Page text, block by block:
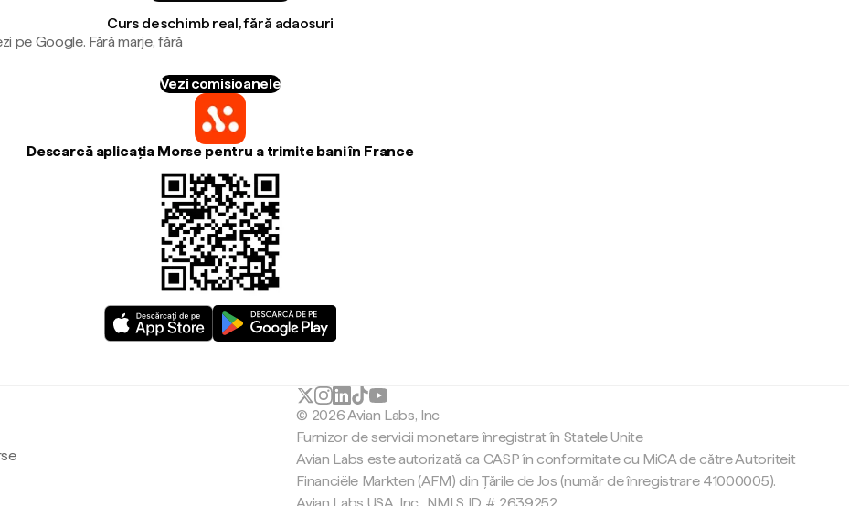
Curs de schimb real, fără adaosuri
pe Google. Fără marje, fără
Vezi comisioanele
Descarcă aplicația Morse pentru a trimite bani în France
© 2026 Avian Labs, Inc
Furnizor de servicii monetare înregistrat în Statele Unite
Avian Labs este autorizată ca CASP în conformitate cu MiCA de către Autoriteit
Financiële Markten (AFM) din Țările de Jos (număr de înregistrare 41000005).